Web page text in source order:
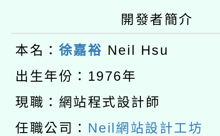
方素養工作坊新北場」
件」活動簡章
年度COVID-19疫苗接
接種對象擴大為「滿6
接種之民眾」措施，延
月28日止
轉知經濟部水利署委託
業技術研究院辦理「
用水績優單位及節水達
動」
115年8月22日(星期六
桃園市孔廟祈福系列
開 智慧啟航」
2026年桃園地景藝術
「2026桃園藝術巡演
關事宜
轉知教育部國民及學前
開發者簡介
本名： 徐嘉裕 Neil Hsu
出生年份：1976年
現職：網站程式設計師
任職公司： Neil網站設計工坊